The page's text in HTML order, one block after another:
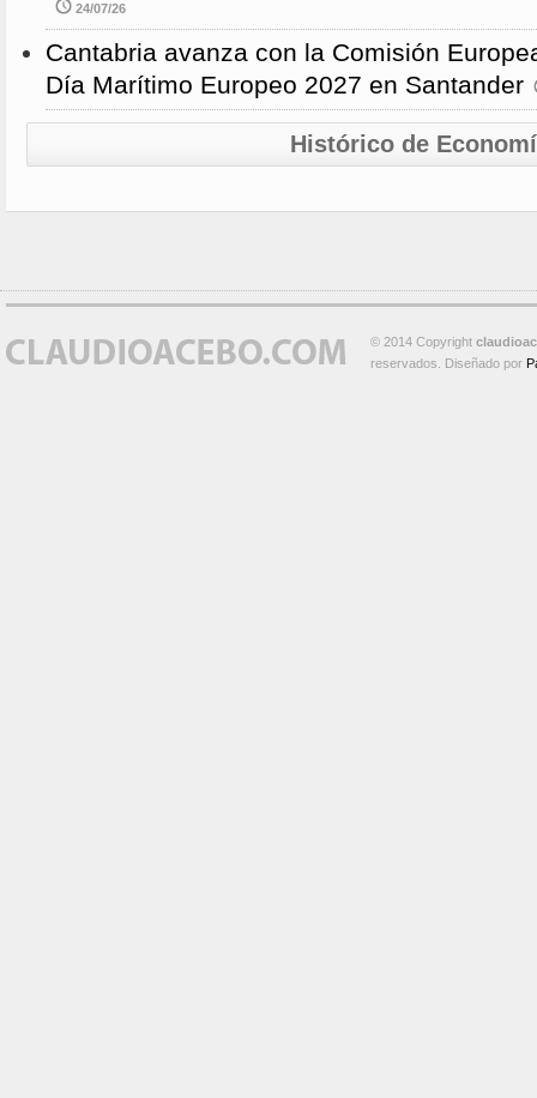
24/07/26
Cantabria avanza con la Comisión
Día Marítimo Europeo 2027 en Santander
Histórico de
© 2014 Copyright
reservados. Diseñado por